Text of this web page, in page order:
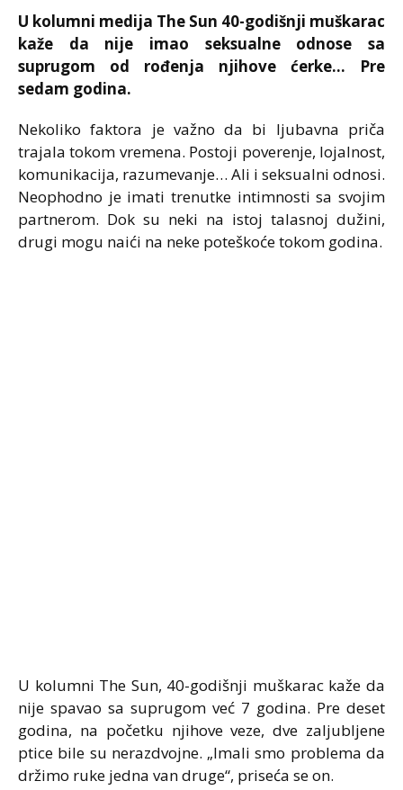
U kolumni medija The Sun 40-godišnji muškarac
kaže da nije imao seksualne odnose sa
suprugom od rođenja njihove ćerke… Pre
sedam godina.
Nekoliko faktora je važno da bi ljubavna priča
trajala tokom vremena. Postoji poverenje, lojalnost,
komunikacija, razumevanje… Ali i seksualni odnosi.
Neophodno je imati trenutke intimnosti sa svojim
partnerom. Dok su neki na istoj talasnoj dužini,
drugi mogu naići na neke poteškoće tokom godina.
U kolumni The Sun, 40-godišnji muškarac kaže da
nije spavao sa suprugom već 7 godina. Pre deset
godina, na početku njihove veze, dve zaljubljene
ptice bile su nerazdvojne. „Imali smo problema da
držimo ruke jedna van druge“, priseća se on.